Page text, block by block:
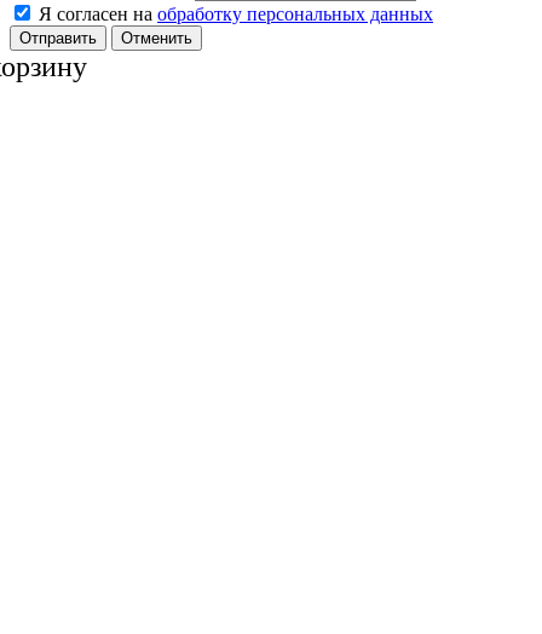
Я согласен на обработку персональных данных
Отменить